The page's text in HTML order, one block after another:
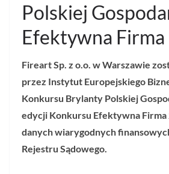
Polskiej
Efektywna
Fireart Sp. z o.o. w Warszawie
przez Instytut Europejskiego
Konkursu Brylanty Polskiej
edycji Konkursu Efektywna Firma
danych wiarygodnych
Rejestru Sądowego.